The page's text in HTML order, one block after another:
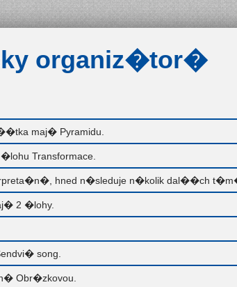
organiz�tor�
maj� Pyramidu.
Transformace.
hned n�sleduje n�kolik dal��ch
2 �lohy.
song.
Obr�zkovou.